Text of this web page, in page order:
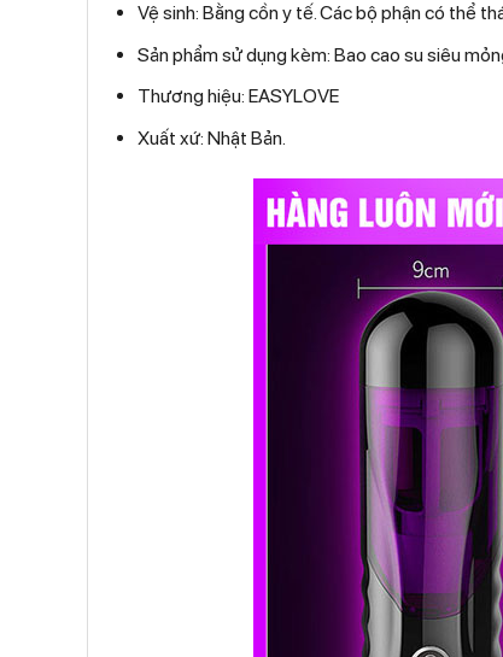
Vệ sinh: Bằng cồn y tế. Các bộ phận có thể
Sản phẩm sử dụng kèm: Bao cao su siêu
Thương hiệu: EASYLOVE
Xuất xứ: Nhật Bản.